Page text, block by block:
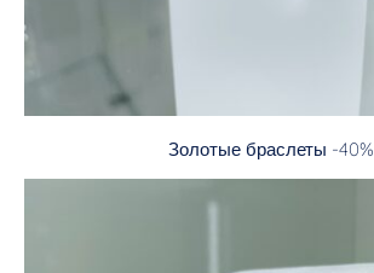
Золотые браслеты -40%